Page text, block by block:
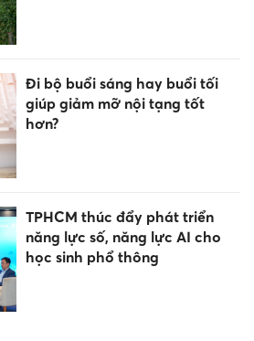
Đi bộ buổi sáng hay buổi tối
giúp giảm mỡ nội tạng tốt
hơn?
TPHCM thúc đẩy phát triển
năng lực số, năng lực AI cho
học sinh phổ thông